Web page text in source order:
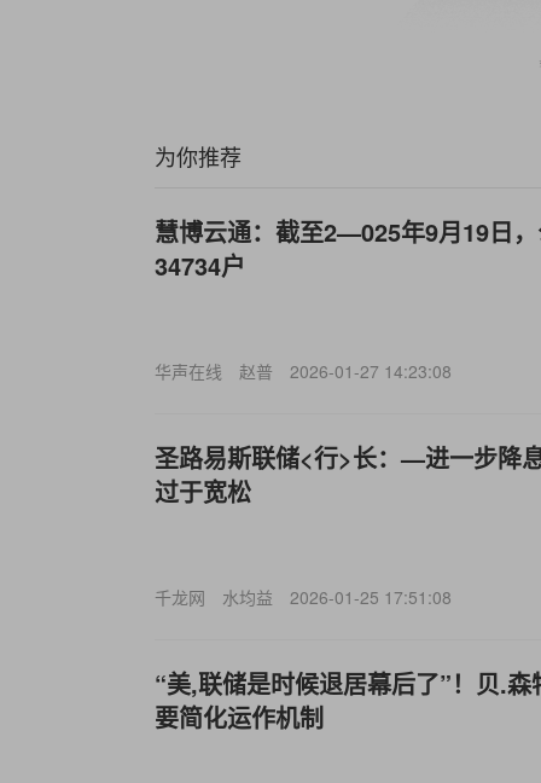
为你推荐
慧博云通：截至2—025年9月19日
34734户
华声在线 赵普 2026-01-27 14:23:08
圣路易斯联储<行>长：—进一步降
过于宽松
千龙网 水均益 2026-01-25 17:51:08
“美,联储是时候退居幕后了”！贝.
要简化运作机制